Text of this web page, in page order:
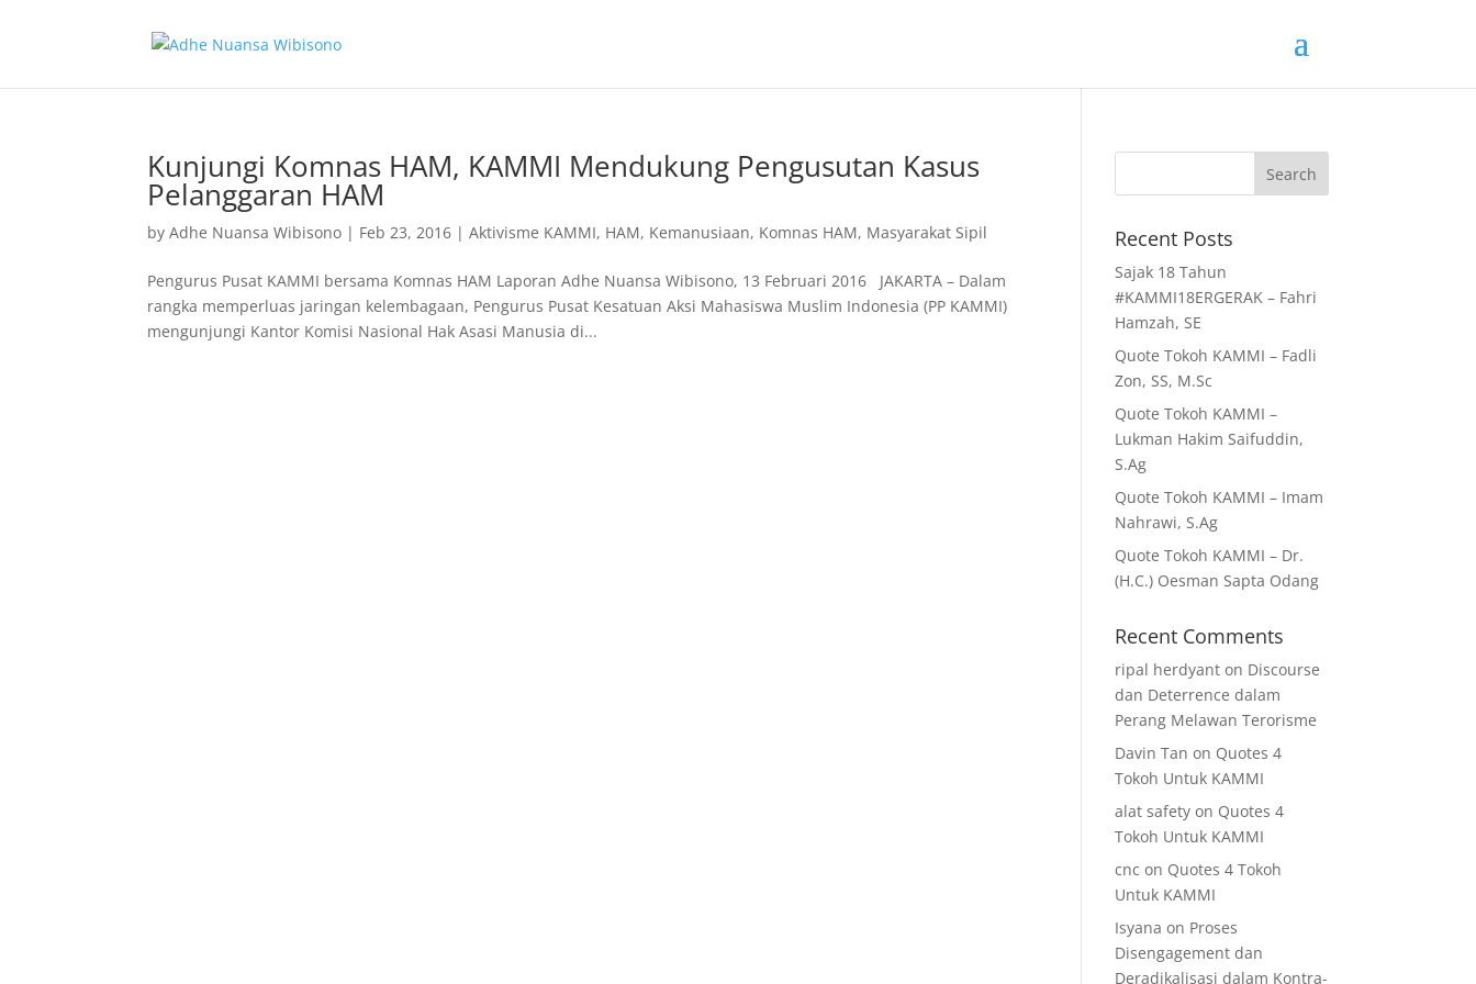
Kunjungi Komnas HAM, KAMMI Mendukung Pengusutan Kasus
Pelanggaran HAM
byAdhe Nuansa Wibisono | Feb 23, 2016 |Aktivisme KAMMI, HAM, Kemanusiaan, Komnas HAM, Masyarakat Sipil
Pengurus Pusat KAMMI bersama Komnas HAM Laporan Adhe Nuansa Wibisono, 13 Februari 2016 JAKARTA – Dalam
rangka memperluas jaringan kelembagaan, Pengurus Pusat Kesatuan Aksi Mahasiswa Muslim Indonesia (PP KAMMI)
mengunjungi Kantor Komisi Nasional Hak Asasi Manusia di...
Recent Posts
Sajak 18 Tahun
#KAMMI18ERGERAK – Fahri
Hamzah, SE
Quote Tokoh KAMMI – Fadli
Zon, SS, M.Sc
Quote Tokoh KAMMI –
Lukman Hakim Saifuddin,
S.Ag
Quote Tokoh KAMMI – Imam
Nahrawi, S.Ag
Quote Tokoh KAMMI – Dr.
(H.C.) Oesman Sapta Odang
Recent Comments
ripal herdyant on Discourse
dan Deterrence dalam
Perang Melawan Terorisme
Davin Tan on Quotes 4
Tokoh Untuk KAMMI
alat safety on Quotes 4
Tokoh Untuk KAMMI
cnc on Quotes 4 Tokoh
Untuk KAMMI
Isyana on Proses
Disengagement dan
Deradikalisasi dalam Kontra-